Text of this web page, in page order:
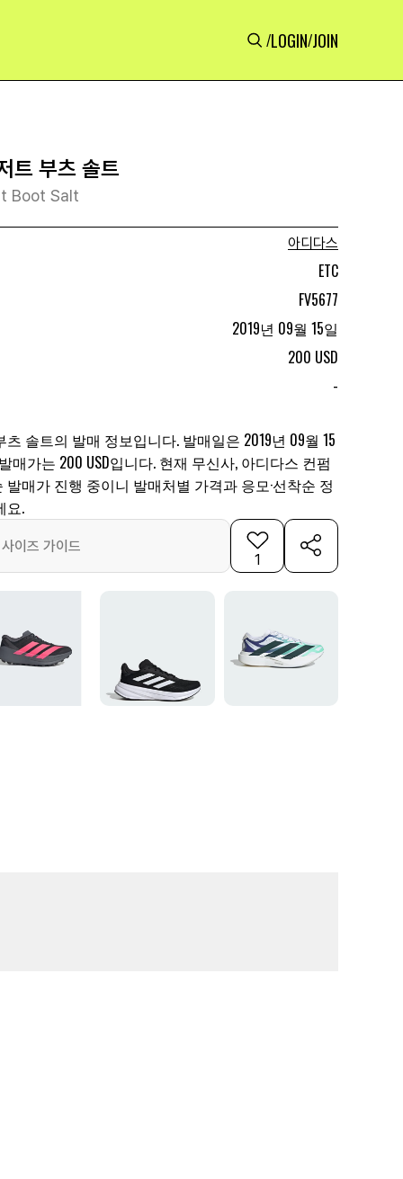
/LOGIN/JOIN
트 부츠 솔트
Boot Salt
아디다스
ETC
FV5677
2019년 09월 15일
200 USD
-
솔트의 발매 정보입니다. 발매일은 2019년 09월 15
매가는 200 USD입니다. 현재 무신사, 아디다스 컨펌
매가 진행 중이니 발매처별 가격과 응모·선착순 정
요.
사이즈 가이드
1